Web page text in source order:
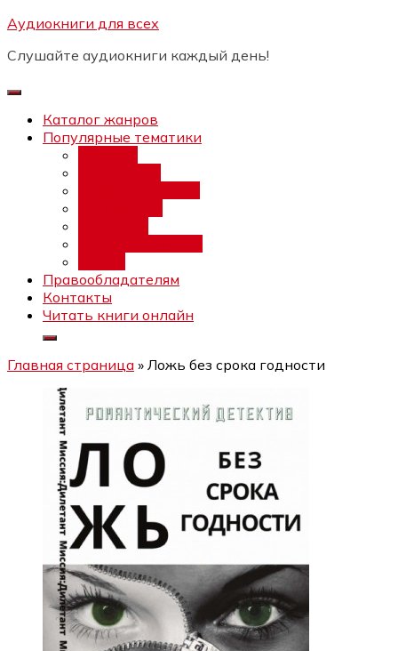
Перейти
содержимому
Аудиокниги для всех
Слушайте аудиокниги каждый день!
Каталог жанров
Популярные тематики
Правообладателям
Контакты
Читать книги онлайн
Главная страница » Ложь без срока годности
Бесплатный интенсив:
каналов"